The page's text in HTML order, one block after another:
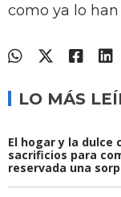
como ya lo han
LO MÁS
El hogar y la dulce
sacrificios para
reservada una